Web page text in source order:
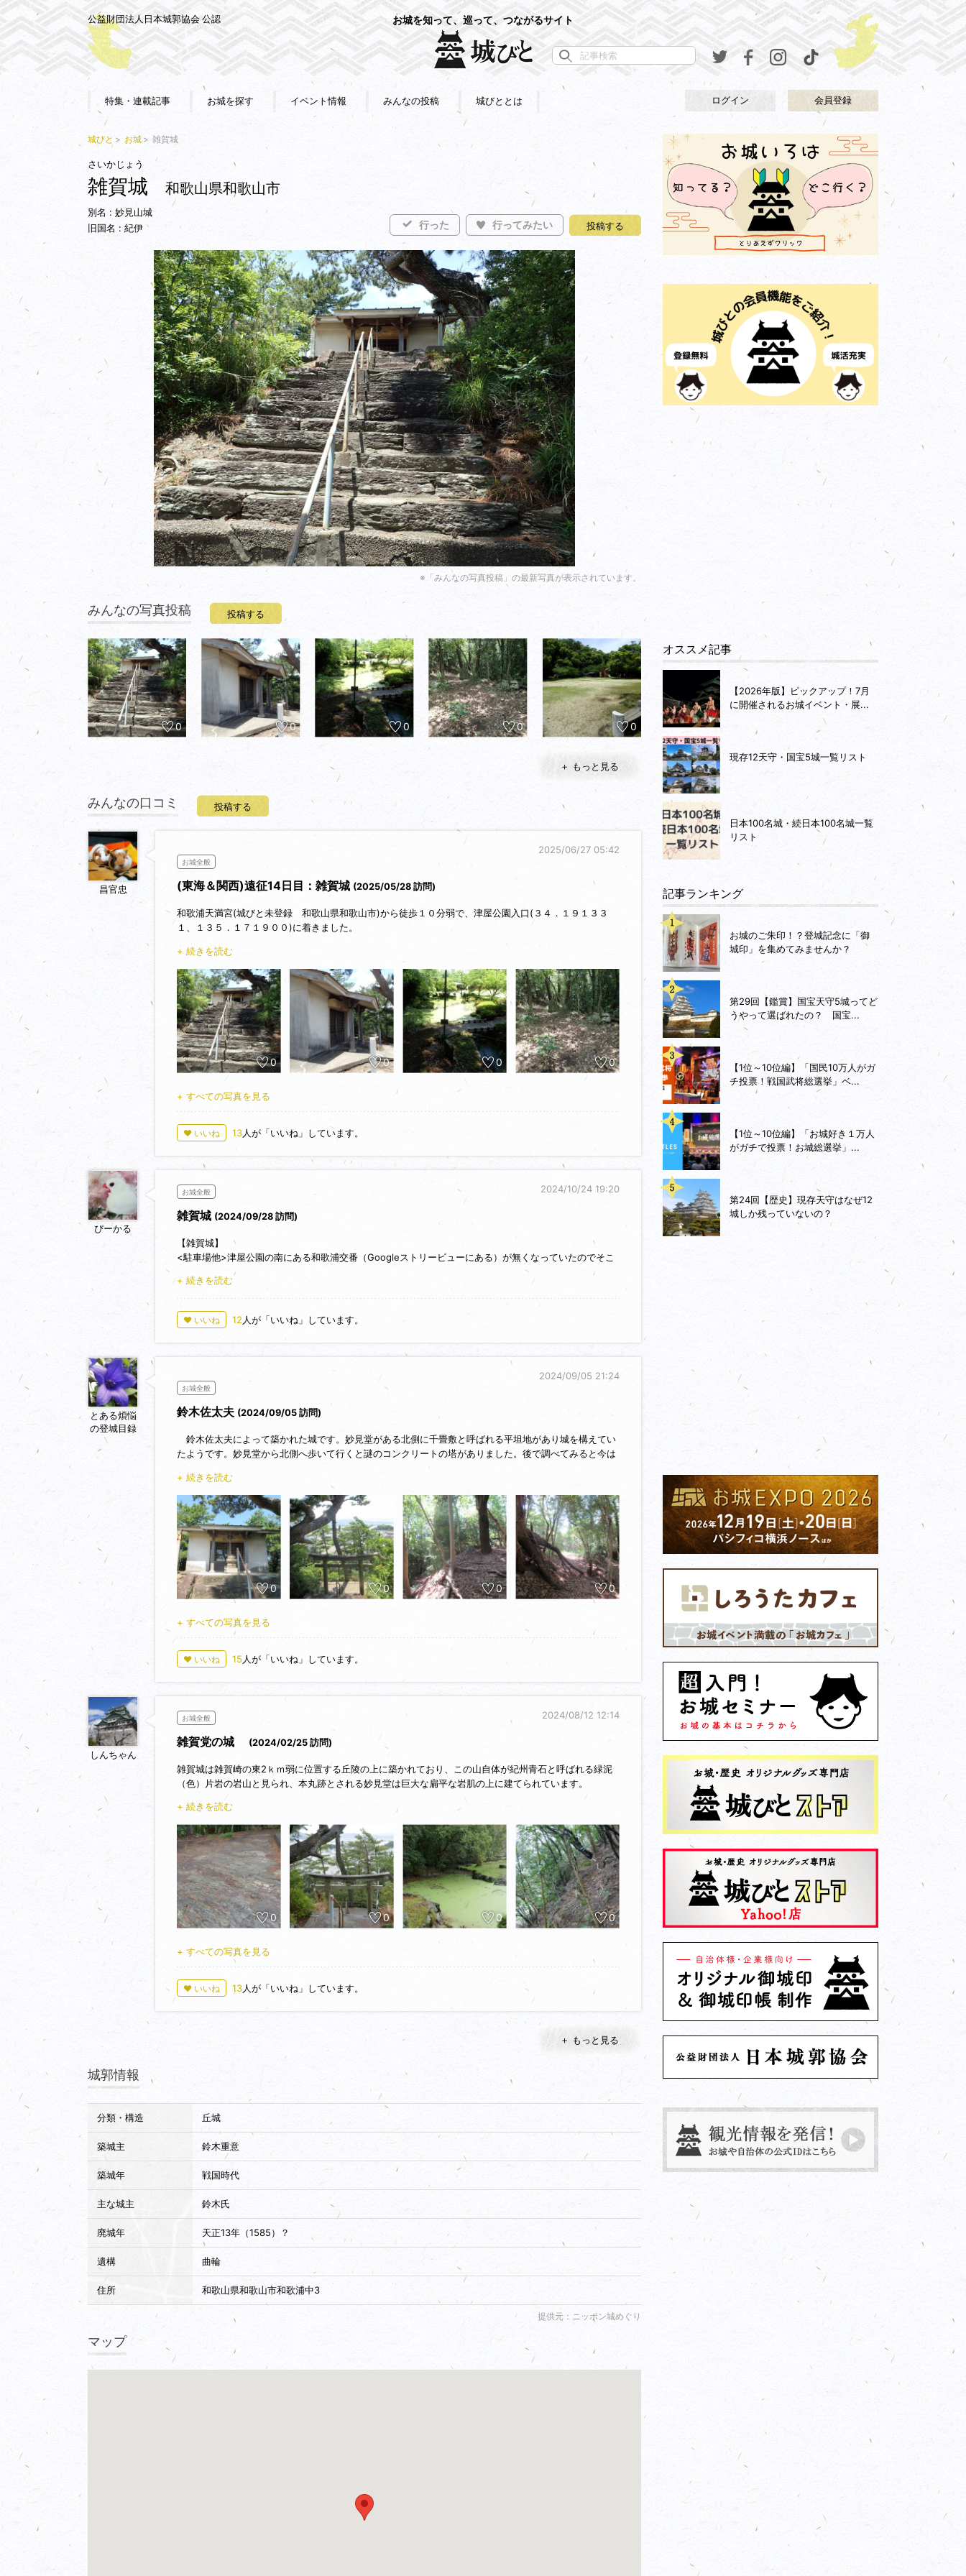
公益財団法人日本城郭協会 公認 お城を知って、巡って、つながるサイト
特集・連載記事 お城を探す イベント情報 みんなの投稿 城びととは ログイン 会員登録
城びと お城 雑賀城
さいかじょう
雑賀城 和歌山県和歌山市
別名 : 妙見山城
旧国名 : 紀伊
行った 行ってみたい 投稿する
※「みんなの写真投稿」の最新写真が表示されています。
みんなの写真投稿 投稿する
0 0 0 0 0
＋ もっと見る
みんなの口コミ 投稿する
昌官忠
2025/06/27 05:42
お城全般
(東海＆関西)遠征14日目：雑賀城 (2025/05/28 訪問)
和歌浦天満宮(城びと未登録 和歌山県和歌山市)から徒歩１０分弱で、津屋公園入口(３４．１９１３３
１、１３５．１７１９００)に着きました。
築城年代は定かではないようですが、雑賀孫一(鈴木重秀)の父、鈴木佐大夫重意によって築かれた城のよ
うです。
佐大夫は雑賀党の頭目を務め、本願寺顕如に与して織田信長と石山合戦で戦いました。
その後、1585年(天正13年)に豊臣秀吉が6万の大軍で紀伊に侵攻、いわゆる「紀州征伐」で落城しまし
た。
1585年(天正13年)に和歌山城が築城される頃に廃城となったと思われます。
現在城址は「城跡山公園（津屋公園）」として整備されていますが、当時の遺構は残っていません。
バスが遅れていた為、一本前のバスに乗れました。
攻城時間は２０分くらいでした。次の攻城先＝日方城を目指す為、和歌浦ﾊﾞｽ停からバスで日方ﾊﾞｽ停に向
かいました。
+ 続きを読む
0 0 0 0
+ すべての写真を見る
♥ いいね 13人が「いいね」しています。
ぴーかる
2024/10/24 19:20
お城全般
雑賀城 (2024/09/28 訪問)
【雑賀城】
<駐車場他>津屋公園の南にある和歌浦交番（Googleストリービューにある）が無くなっていたのでそこ
が駐車スペースになっています。
<交通手段>JR紀三井寺駅から歩きましたが、先達の通りJR和歌山駅から和歌山バス和歌浦バス停が良い
でしょう。
<感想>電車で和歌山ちょこ城巡り、写真消えた旅４城目。津屋公園から登り口があります。登り道の分岐
を左左に行くと妙見山の石碑がある御堂にたどり着きここが城跡のようです。御堂のある曲輪は周囲が緑
色片岩の石積みがありますが、遺構情報に石垣が無いので後世のものと思われます。南側に港の眺望が望
めます。曲輪の北側は高い切岸になっていて、城跡だったことが北側から分かります。北側は尾根曲輪に
なっていて、近世に造られた緑色片岩の壁や消防塔が残っていますが、当時の尾根曲輪だったように思い
+ 続きを読む
♥ いいね 12人が「いいね」しています。
とある煩悩
の登城目録
2024/09/05 21:24
お城全般
鈴木佐太夫 (2024/09/05 訪問)
鈴木佐太夫によって築かれた城です。妙見堂がある北側に千畳敷と呼ばれる平坦地があり城を構えてい
たようです。妙見堂から北側へ歩いて行くと謎のコンクリートの塔がありました。後で調べてみると今は
登城口である城跡山公園（津屋公園）に説明板があり、少し雑賀城のことが記されています。
JR和歌山駅よりバスに乗り和歌浦バス停下車。目の前が城跡山公園です。ただ道路を横断する必要があ
り横断歩道は少しだけ離れています。
+ 続きを読む
0 0 0 0
+ すべての写真を見る
♥ いいね 15 人が「いいね」しています。
しんちゃん
2024/08/12 12:14
お城全般
雑賀党の城 (2024/02/25 訪問)
雑賀城は雑賀崎の東2ｋｍ弱に位置する丘陵の上に築かれており、この山自体が紀州青石と呼ばれる緑泥
（色）片岩の岩山と見られ、本丸跡とされる妙見堂は巨大な扁平な岩肌の上に建てられています。
周辺は緑泥片岩の産地で、弥勒寺山城も岩盤上に築かれています。雑賀崎で採取される緑泥片岩は和歌山
城の本丸周辺の石垣に多用されています。
雑賀党は雑賀の荘の鈴木・土橋・島村・栗村・松江・宮本の士族らによって結成されており、鈴木氏はそ
の中心的な役割を担っていたようです。雑賀城は孫市の父・鈴木佐太夫によって築かれたとされていま
す。
天正5年（1577）の雑賀合戦の際には石山本願寺に味方し、孫市は雑賀党の中心人物となって織田信長の
大軍相手に活躍し、一度は敵を退けたそうです。その後、再度総攻撃をかけてきた織田の軍勢の前に屈服
し、佐太夫は藤堂高虎の計略によって粉河で切腹したとのことです。城址には特に遺構らしきものは残っ
ていませんが、山肌は急峻で、当時の周辺への眺望は良かったものと思われます。
+ 続きを読む
0 0 0 0
+ すべての写真を見る
♥ いいね 13人が「いいね」しています。
＋ もっと見る
城郭情報
分類・構造 丘城
築城主 鈴木重意
築城年 戦国時代
主な城主 鈴木氏
廃城年 天正13年（1585）？
遺構 曲輪
住所 和歌山県和歌山市和歌浦中3
提供元：ニッポン城めぐり
マップ
オススメ記事
【2026年版】ピックアップ！7月
に開催されるお城イベント・展...
現存12天守・国宝5城一覧リスト
日本100名城・続日本100名城一覧
リスト
記事ランキング
お城のご朱印！？登城記念に「御
城印」を集めてみませんか？
第29回【鑑賞】国宝天守5城ってど
うやって選ばれたの？ 国宝...
【1位～10位編】「国民10万人がガ
チ投票！戦国武将総選挙」ベ...
【1位～10位編】「お城好き１万人
がガチで投票！お城総選挙」...
第24回【歴史】現存天守はなぜ12
城しか残っていないの？